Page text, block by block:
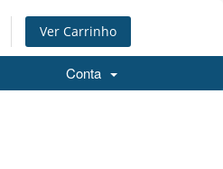
Ver Carrinho
Conta